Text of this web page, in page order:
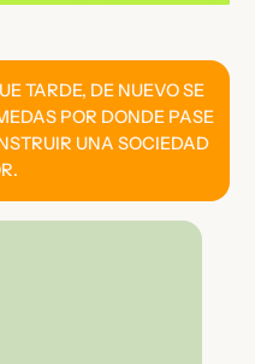
TARDE, DE NUEVO SE
POR DONDE PASE
UNA SOCIEDAD